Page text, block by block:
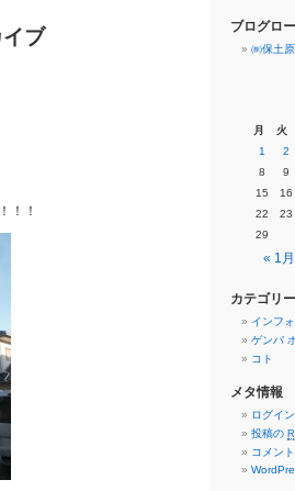
ブ
！！
ブログロ
㈱保土
月 火
« 1月
1 2
8
9
15
16
22
23
29
カテゴリー
インフ
ゲンバ
コト
メタ情報
ログイン
投稿の
コメン